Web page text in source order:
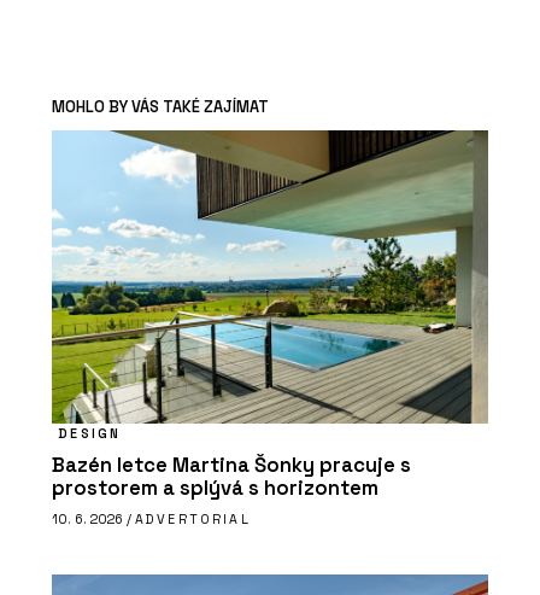
MOHLO BY VÁS TAKÉ ZAJÍMAT
DESIGN
Bazén letce Martina Šonky pracuje s
prostorem a splývá s horizontem
10. 6. 2026 / ADVERTORIAL